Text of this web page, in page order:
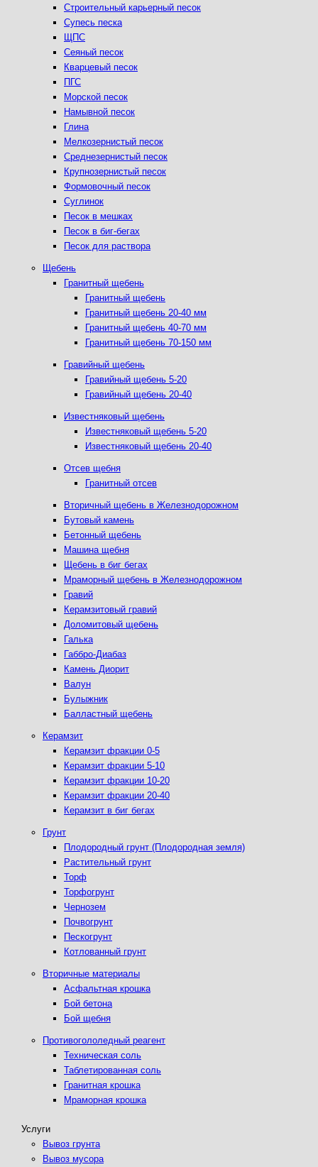
Строительный карьерный песок
Супесь песка
ЩПС
Сеяный песок
Кварцевый песок
ПГС
Морской песок
Намывной песок
Глина
Мелкозернистый песок
Среднезернистый песок
Крупнозернистый песок
Формовочный песок
Суглинок
Песок в мешках
Песок в биг-бегах
Песок для раствора
Щебень
Гранитный щебень
Гранитный щебень
Гранитный щебень 20-40 мм
Гранитный щебень 40-70 мм
Гранитный щебень 70-150 мм
Гравийный щебень
Гравийный щебень 5-20
Гравийный щебень 20-40
Известняковый щебень
Известняковый щебень 5-20
Известняковый щебень 20-40
Отсев щебня
Гранитный отсев
Вторичный щебень в Железнодорожном
Бутовый камень
Бетонный щебень
Машина щебня
Щебень в биг бегах
Мраморный щебень в Железнодорожном
Гравий
Керамзитовый гравий
Доломитовый щебень
Галька
Габбро-Диабаз
Камень Диорит
Валун
Булыжник
Балластный щебень
Керамзит
Керамзит фракции 0-5
Керамзит фракции 5-10
Керамзит фракции 10-20
Керамзит фракции 20-40
Керамзит в биг бегах
Грунт
Плодородный грунт (Плодородная земля)
Растительный грунт
Торф
Торфогрунт
Чернозем
Почвогрунт
Пескогрунт
Котлованный грунт
Вторичные материалы
Асфальтная крошка
Бой бетона
Бой щебня
Противогололедный реагент
Техническая соль
Таблетированная соль
Гранитная крошка
Мраморная крошка
Услуги
Вывоз грунта
Вывоз мусора